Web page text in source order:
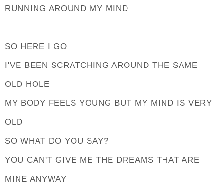
RUNNING AROUND MY MIND
SO HERE I GO
I'VE BEEN SCRATCHING AROUND THE SAME
OLD HOLE
MY BODY FEELS YOUNG BUT MY MIND IS VERY
OLD
SO WHAT DO YOU SAY?
YOU CAN'T GIVE ME THE DREAMS THAT ARE
MINE ANYWAY